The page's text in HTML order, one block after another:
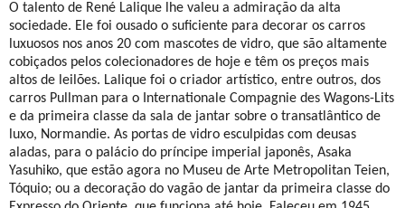
O talento de René Lalique lhe valeu a admiração da alta
sociedade. Ele foi ousado o suficiente para decorar os carros
luxuosos nos anos 20 com mascotes de vidro, que são altamente
cobiçados pelos colecionadores de hoje e têm os preços mais
altos de leilões. Lalique foi o criador artístico, entre outros, dos
carros Pullman para o Internationale Compagnie des Wagons-Lits
e da primeira classe da sala de jantar sobre o transatlântico de
luxo, Normandie. As portas de vidro esculpidas com deusas
aladas, para o palácio do príncipe imperial japonês, Asaka
Yasuhiko, que estão agora no Museu de Arte Metropolitan Teien,
Tóquio; ou a decoração do vagão de jantar da primeira classe do